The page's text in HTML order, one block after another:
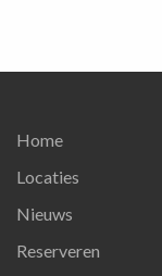
Home
Locaties
Nieuws
Reserveren